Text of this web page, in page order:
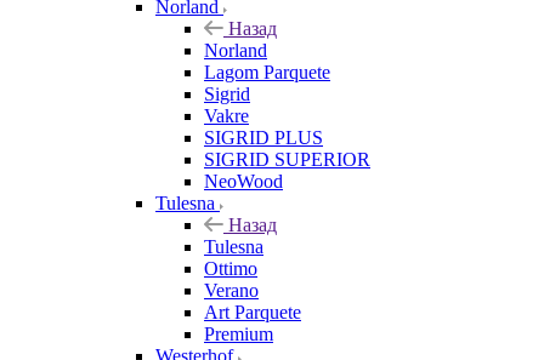
Norland
Назад
Norland
Lagom Parquete
Sigrid
Vakre
SIGRID PLUS
SIGRID SUPERIOR
NeoWood
Tulesna
Назад
Tulesna
Ottimo
Verano
Art Parquete
Premium
Westerhof